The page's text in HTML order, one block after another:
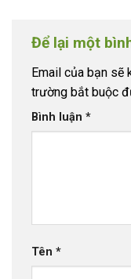
Để lại một
Email của bạn sẽ
trường bắt buộc
Bình luận *
Tên *